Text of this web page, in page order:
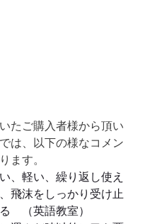
たご購入者様から頂い
は、以下の様なコメン
ます。
、軽い、繰り返し使え
飛沫をしっかり受け止
　（英語教室）